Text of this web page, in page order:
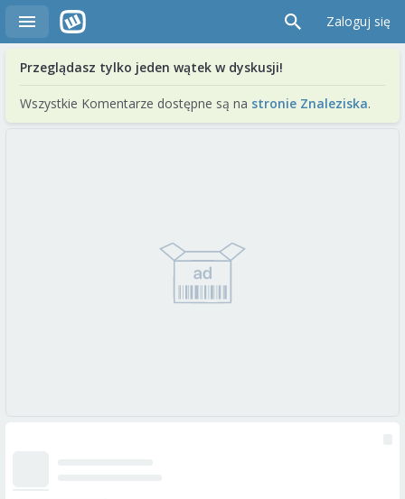
Zaloguj się
Przeglądasz tylko jeden wątek w dyskusji!
Wszystkie Komentarze dostępne są na stronie Znaleziska.